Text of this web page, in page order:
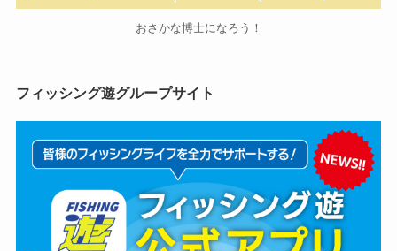
おさかな博士になろう！
フィッシング遊グループサイト